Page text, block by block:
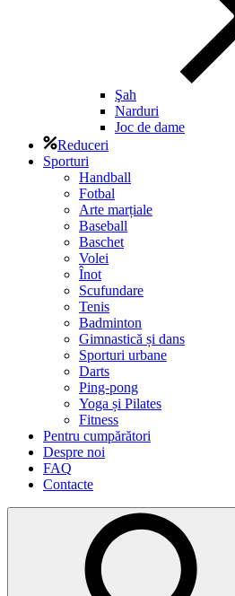
Şah
Narduri
Joc de dame
Reduceri
Sporturi
Handball
Fotbal
Arte marțiale
Baseball
Baschet
Volei
Înot
Scufundare
Tenis
Badminton
Gimnastică și dans
Sporturi urbane
Darts
Ping-pong
Yoga și Pilates
Fitness
Pentru cumpărători
Despre noi
FAQ
Contacte